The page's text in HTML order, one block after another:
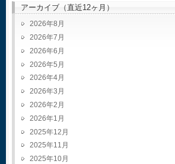
アーカイブ（直近12ヶ月）
2026年8月
2026年7月
2026年6月
2026年5月
2026年4月
2026年3月
2026年2月
2026年1月
2025年12月
2025年11月
2025年10月